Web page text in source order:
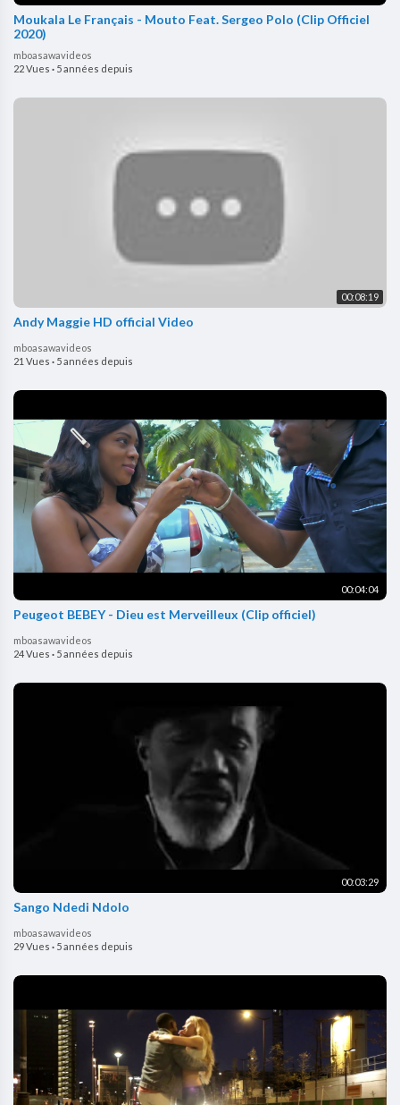
Moukala Le Français - Mouto Feat. Sergeo Polo (Clip Officiel
2020)
mboasawavideos
22 Vues · 5 années depuis
00:08:19
Andy Maggie HD official Video
mboasawavideos
21 Vues · 5 années depuis
00:04:04
Peugeot BEBEY - Dieu est Merveilleux (Clip officiel)
mboasawavideos
24 Vues · 5 années depuis
00:03:29
Sango Ndedi Ndolo
mboasawavideos
29 Vues · 5 années depuis